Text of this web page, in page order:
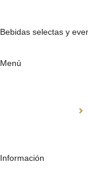
Bebidas selectas y
Menú
Información